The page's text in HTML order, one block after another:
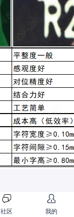
社区 我的